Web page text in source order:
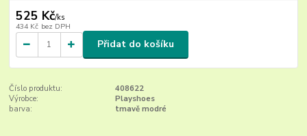
525 Kč/ks
434 Kč bez DPH
Přidat do košíku
Číslo produktu:
408622
Výrobce:
Playshoes
barva:
tmavě modré